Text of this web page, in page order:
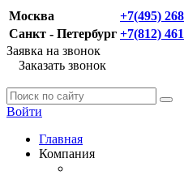
Москва
+7(495)
Санкт - Петербург +7(812)
Заявка на звонок
Заказать звонок
Войти
Главная
Компания